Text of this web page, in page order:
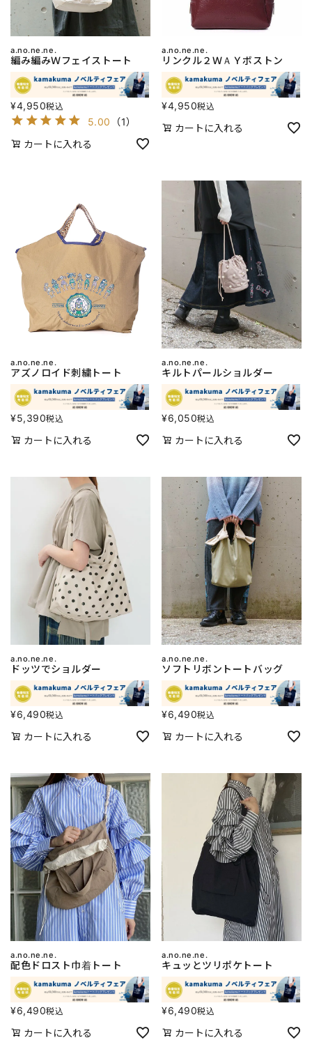
a.no.ne.ne.
編み編みＷフェイストート
¥4,950税込
5.00 （1）
カートに入れる
a.no.ne.ne.
リンクル２ＷＡＹボストン
¥4,950税込
カートに入れる
a.no.ne.ne.
アズノロイド刺繍トート
¥5,390税込
カートに入れる
a.no.ne.ne.
キルトパールショルダー
¥6,050税込
カートに入れる
a.no.ne.ne.
ドッツでショルダー
¥6,490税込
カートに入れる
a.no.ne.ne.
ソフトリボントートバッグ
¥6,490税込
カートに入れる
a.no.ne.ne.
配色ドロスト巾着トート
¥6,490税込
カートに入れる
a.no.ne.ne.
キュッとツリポケトート
¥6,490税込
カートに入れる